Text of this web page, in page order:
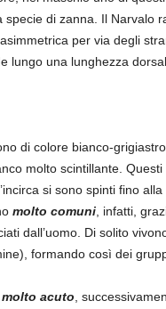
specie di zanna. Il Narvalo
per via degli
lungo una lunghezza
di colore bianco-
molto scintillante.
si sono spinti fino
molto comuni, infatti,
dall’uomo. Di solito
formando così dei
acuto ,